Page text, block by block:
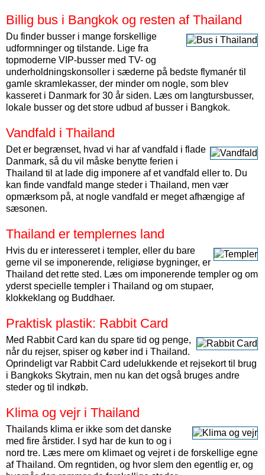
Billig bus i Bangkok og resten af Thailand
Du finder busser i mange forskellige
udformninger og tilstande. Lige fra
topmoderne VIP-busser med TV- og
underholdningskonsoller i sæderne på bedste flymanér til
gamle skramlekasser, der minder om nogle, som blev
kasseret i Danmark for 30 år siden. Læs om langtursbusser,
lokale busser og det store udbud af busser i Bangkok.
Vandfald i Thailand
Det er begrænset, hvad vi har af vandfald i flade
Danmark, så du vil måske benytte ferien i
Thailand til at lade dig imponere af et vandfald eller to. Du
kan finde vandfald mange steder i Thailand, men vær
opmærksom på, at nogle vandfald er meget afhængige af
sæsonen.
Thailand er templernes land
Hvis du er interesseret i templer, eller du bare
gerne vil se imponerende, religiøse bygninger, er
Thailand det rette sted. Læs om imponerende templer og om
yderst specielle templer i Thailand og om stupaer,
klokkeklang og Buddhaer.
Praktisk plastik: Rabbit Card
Med Rabbit Card kan du spare tid og penge,
når du rejser, spiser og køber ind i Thailand.
Oprindeligt var Rabbit Card udelukkende et rejsekort til brug
i Bangkoks Skytrain, men nu kan det også bruges andre
steder og til indkøb.
Klima og vejr i Thailand
Thailands klima er ikke som det danske
med fire årstider. I syd har de kun to og i
nord tre. Læs mere om klimaet og vejret i de forskellige egne
af Thailand. Om regntiden, og hvor slem den egentlig er, og